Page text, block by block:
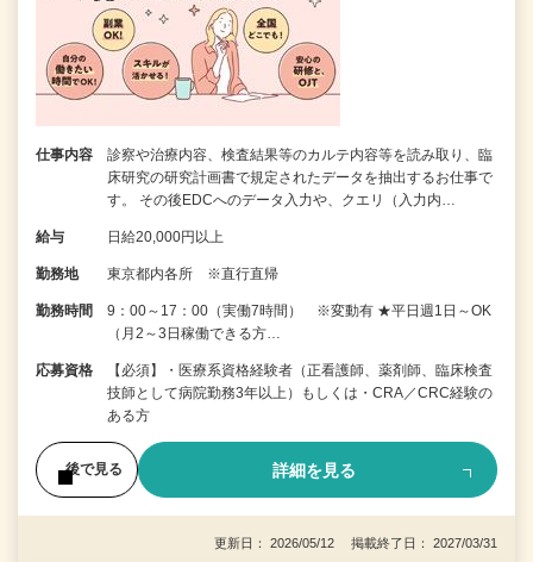
仕事内容
診察や治療内容、検査結果等のカルテ内容等を読み取り、臨
床研究の研究計画書で規定されたデータを抽出するお仕事で
す。 その後EDCへのデータ入力や、クエリ（入力内…
給与 日給20,000円以上
勤務地 東京都内各所 ※直行直帰
勤務時間
9：00～17：00（実働7時間） ※変動有 ★平日週1日～OK
（月2～3日稼働できる方…
応募資格
【必須】・医療系資格経験者（正看護師、薬剤師、臨床検査
技師として病院勤務3年以上）もしくは・CRA／CRC経験の
ある方
後で見る 詳細を見る
更新日： 2026/05/12 掲載終了日： 2027/03/31